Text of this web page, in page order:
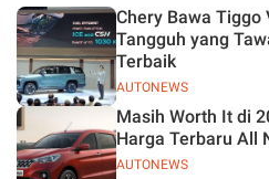
AUTONEWS
Chery Bawa Tiggo
Tangguh yang
Terbaik
AUTONEWS
Masih Worth It di
Harga Terbaru All